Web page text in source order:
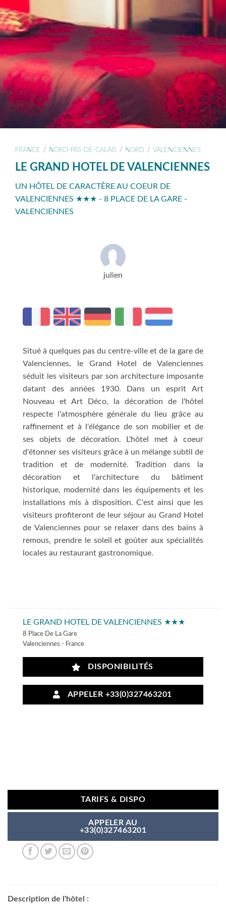
FRANCE / NORD-PAS-DE-CALAIS / NORD / VALENCIENNES
LE GRAND HOTEL DE VALENCIENNES
UN HÔTEL DE CARACTÈRE AU COEUR DE
VALENCIENNES ★★★ - 8 PLACE DE LA GARE -
VALENCIENNES
julien
Situé à quelques pas du centre-ville et de la gare de
Valenciennes, le Grand Hotel de Valenciennes
séduit les visiteurs par son architecture imposante
datant des années 1930. Dans un esprit Art
Nouveau et Art Déco, la décoration de l'hôtel
respecte l'atmosphère générale du lieu grâce au
raffinement et à l'élégance de son mobilier et de
ses objets de décoration. L'hôtel met à coeur
d'étonner ses visiteurs grâce à un mélange subtil de
tradition et de modernité. Tradition dans la
décoration et l'architecture du bâtiment
historique, modernité dans les équipements et les
installations mis à disposition. C'est ainsi que les
visiteurs profiteront de leur séjour au Grand Hotel
de Valenciennes pour se relaxer dans des bains à
remous, prendre le soleil et goûter aux spécialités
locales au restaurant gastronomique.
LE GRAND HOTEL DE VALENCIENNES ★★★
8 Place De La Gare
Valenciennes - France
DISPONIBILITÉS
APPELER +33(0)327463201
TARIFS & DISPO
APPELER AU
+33(0)327463201
Description de l'hôtel :